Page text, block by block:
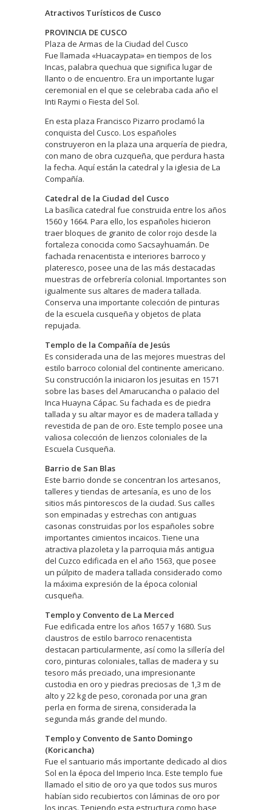
Atractivos Turísticos de Cusco
PROVINCIA DE CUSCO
Plaza de Armas de la Ciudad del Cusco
Fue llamada «Huacaypata» en tiempos de los
Incas, palabra quechua que significa lugar de
llanto o de encuentro. Era un importante lugar
ceremonial en el que se celebraba cada año el
Inti Raymi o Fiesta del Sol.
En esta plaza Francisco Pizarro proclamó la
conquista del Cusco. Los españoles
construyeron en la plaza una arquería de piedra,
con mano de obra cuzqueña, que perdura hasta
la fecha. Aquí están la catedral y la iglesia de La
Compañía.
Catedral de la Ciudad del Cusco
La basílica catedral fue construida entre los años
1560 y 1664. Para ello, los españoles hicieron
traer bloques de granito de color rojo desde la
fortaleza conocida como Sacsayhuamán. De
fachada renacentista e interiores barroco y
plateresco, posee una de las más destacadas
muestras de orfebrería colonial. Importantes son
igualmente sus altares de madera tallada.
Conserva una importante colección de pinturas
de la escuela cusqueña y objetos de plata
repujada.
Templo de la Compañía de Jesús
Es considerada una de las mejores muestras del
estilo barroco colonial del continente americano.
Su construcción la iniciaron los jesuitas en 1571
sobre las bases del Amarucancha o palacio del
Inca Huayna Cápac. Su fachada es de piedra
tallada y su altar mayor es de madera tallada y
revestida de pan de oro. Este templo posee una
valiosa colección de lienzos coloniales de la
Escuela Cusqueña.
Barrio de San Blas
Este barrio donde se concentran los artesanos,
talleres y tiendas de artesanía, es uno de los
sitios más pintorescos de la ciudad. Sus calles
son empinadas y estrechas con antiguas
casonas construidas por los españoles sobre
importantes cimientos incaicos. Tiene una
atractiva plazoleta y la parroquia más antigua
del Cuzco edificada en el año 1563, que posee
un púlpito de madera tallada considerado como
la máxima expresión de la época colonial
cusqueña.
Templo y Convento de La Merced
Fue edificada entre los años 1657 y 1680. Sus
claustros de estilo barroco renacentista
destacan particularmente, así como la sillería del
coro, pinturas coloniales, tallas de madera y su
tesoro más preciado, una impresionante
custodia en oro y piedras preciosas de 1,3 m de
alto y 22 kg de peso, coronada por una gran
perla en forma de sirena, considerada la
segunda más grande del mundo.
Templo y Convento de Santo Domingo
(Koricancha)
Fue el santuario más importante dedicado al dios
Sol en la época del Imperio Inca. Este templo fue
llamado el sitio de oro ya que todos sus muros
habían sido recubiertos con láminas de oro por
los incas. Teniendo esta estructura como base,